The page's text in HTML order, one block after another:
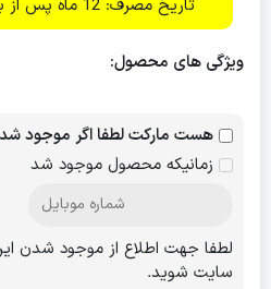
تاریخ مصرف: 12 ماه پس از باز کردن درب محصول
ویژگی های محصول:
هست مارکت لطفا اگر موجود
زمانیکه محصول موجود شد
لطفا جهت اطلاع از موجود شدن
سایت شوید.